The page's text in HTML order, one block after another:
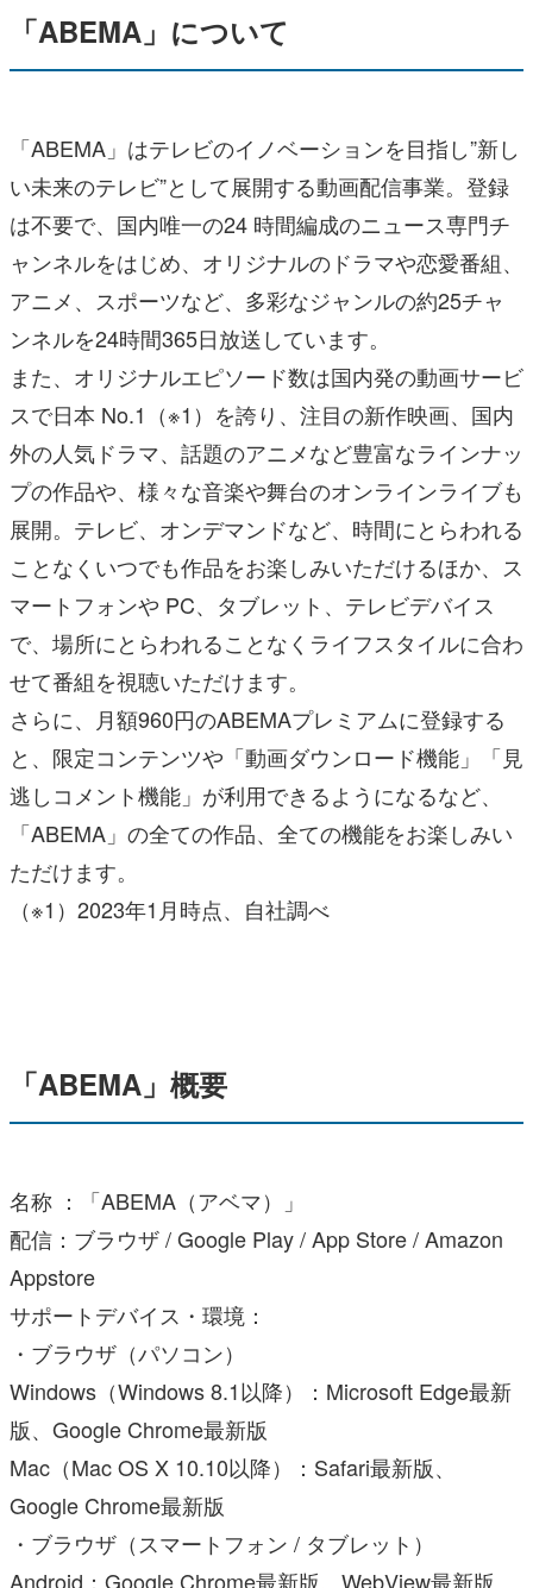
「ABEMA」について
「ABEMA」はテレビのイノベーションを目指し”新し
い未来のテレビ”として展開する動画配信事業。登録
は不要で、国内唯一の24 時間編成のニュース専門チ
ャンネルをはじめ、オリジナルのドラマや恋愛番組、
アニメ、スポーツなど、多彩なジャンルの約25チャ
ンネルを24時間365日放送しています。
また、オリジナルエピソード数は国内発の動画サービ
スで日本 No.1（※1）を誇り、注目の新作映画、国内
外の人気ドラマ、話題のアニメなど豊富なラインナッ
プの作品や、様々な音楽や舞台のオンラインライブも
展開。テレビ、オンデマンドなど、時間にとらわれる
ことなくいつでも作品をお楽しみいただけるほか、ス
マートフォンや PC、タブレット、テレビデバイス
で、場所にとらわれることなくライフスタイルに合わ
せて番組を視聴いただけます。
さらに、月額960円のABEMAプレミアムに登録する
と、限定コンテンツや「動画ダウンロード機能」「見
逃しコメント機能」が利用できるようになるなど、
「ABEMA」の全ての作品、全ての機能をお楽しみい
ただけます。
（※1）2023年1月時点、自社調べ
「ABEMA」概要
名称 ：「ABEMA（アベマ）」
配信：ブラウザ / Google Play / App Store / Amazon
Appstore
サポートデバイス・環境：
・ブラウザ（パソコン）
Windows（Windows 8.1以降）：Microsoft Edge最新
版、Google Chrome最新版
Mac（Mac OS X 10.10以降）：Safari最新版、
Google Chrome最新版
・ブラウザ（スマートフォン / タブレット）
Android：Google Chrome最新版、WebView最新版